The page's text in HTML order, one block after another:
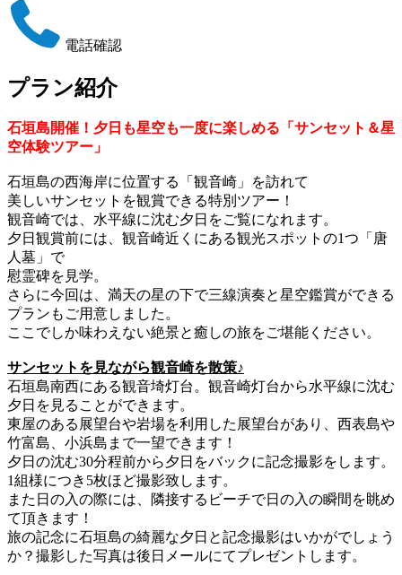
電話確認
プラン紹介
石垣島開催！夕日も星空も一度に楽しめる「サンセット＆星
空体験ツアー」
石垣島の西海岸に位置する「観音崎」を訪れて
美しいサンセットを観賞できる特別ツアー！
観音崎では、水平線に沈む夕日をご覧になれます。
夕日観賞前には、観音崎近くにある観光スポットの1つ「唐
人墓」で
慰霊碑を見学。
さらに今回は、満天の星の下で三線演奏と星空鑑賞ができる
プランもご用意しました。
ここでしか味わえない絶景と癒しの旅をご堪能ください。
サンセットを見ながら観音崎を散策♪
石垣島南西にある観音埼灯台。観音崎灯台から水平線に沈む
夕日を見ることができます。
東屋のある展望台や岩場を利用した展望台があり、西表島や
竹富島、小浜島まで一望できます！
夕日の沈む30分程前から夕日をバックに記念撮影をします。
1組様につき5枚ほど撮影致します。
また日の入の際には、隣接するビーチで日の入の瞬間を眺め
て頂きます！
旅の記念に石垣島の綺麗な夕日と記念撮影はいかがでしょう
か？撮影した写真は後日メールにてプレゼントします。